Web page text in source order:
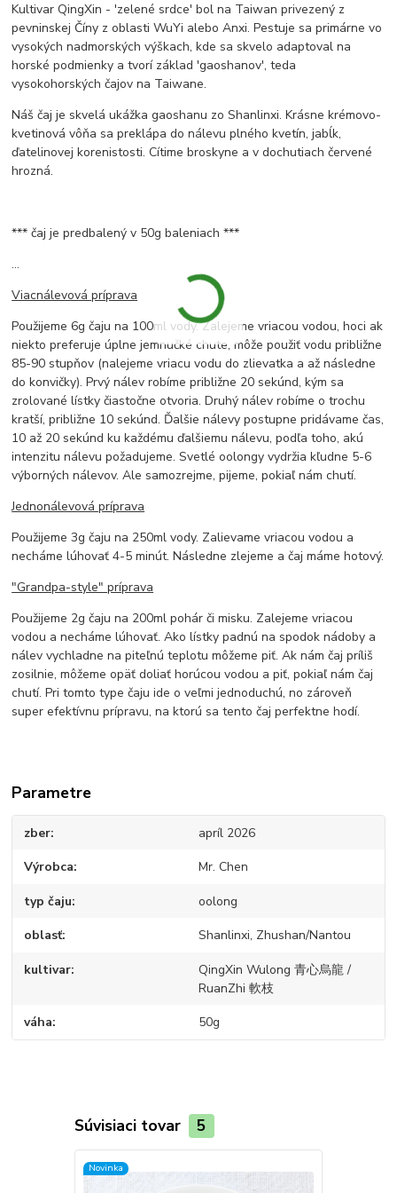
Kultivar QingXin - 'zelené srdce' bol na Taiwan privezený z
pevninskej Číny z oblasti WuYi alebo Anxi. Pestuje sa primárne vo
vysokých nadmorských výškach, kde sa skvelo adaptoval na
horské podmienky a tvorí základ 'gaoshanov', teda
vysokohorských čajov na Taiwane.
Náš čaj je skvelá ukážka gaoshanu zo Shanlinxi. Krásne krémovo-
kvetinová vôňa sa preklápa do nálevu plného kvetín, jabĺk,
ďatelinovej korenistosti. Cítime broskyne a v dochutiach červené
hrozná.
*** čaj je predbalený v 50g baleniach ***
...
Viacnálevová príprava
Použijeme 6g čaju na 100ml vody. Zalejeme vriacou vodou, hoci ak
niekto preferuje úplne jemnučké chute, môže použiť vodu približne
85-90 stupňov (nalejeme vriacu vodu do zlievatka a až následne
do konvičky). Prvý nálev robíme približne 20 sekúnd, kým sa
zrolované lístky čiastočne otvoria. Druhý nálev robíme o trochu
kratší, približne 10 sekúnd. Ďalšie nálevy postupne pridávame čas,
10 až 20 sekúnd ku každému ďalšiemu nálevu, podľa toho, akú
intenzitu nálevu požadujeme. Svetlé oolongy vydržia kľudne 5-6
výborných nálevov. Ale samozrejme, pijeme, pokiaľ nám chutí.
Jednonálevová príprava
Použijeme 3g čaju na 250ml vody. Zalievame vriacou vodou a
necháme lúhovať 4-5 minút. Následne zlejeme a čaj máme hotový.
"Grandpa-style" príprava
Použijeme 2g čaju na 200ml pohár či misku. Zalejeme vriacou
vodou a necháme lúhovať. Ako lístky padnú na spodok nádoby a
nálev vychladne na piteľnú teplotu môžeme piť. Ak nám čaj príliš
zosilnie, môžeme opäť doliať horúcou vodou a piť, pokiaľ nám čaj
chutí. Pri tomto type čaju ide o veľmi jednoduchú, no zároveň
super efektívnu prípravu, na ktorú sa tento čaj perfektne hodí.
Parametre
zber apríl 2026
Výrobca Mr. Chen
typ čaju oolong
oblasť Shanlinxi, Zhushan/Nantou
kultivar
QingXin Wulong 青心烏龍 /
RuanZhi 軟枝
váha 50g
Súvisiaci tovar 5
Novinka